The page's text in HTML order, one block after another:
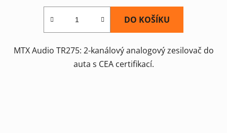
DO KOŠÍKU
MTX Audio TR275: 2-kanálový analogový zesilovač do
auta s CEA certifikací.